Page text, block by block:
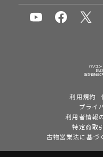
利用規約
プライ
利用者情報
特定商取
古物営業法に基づ